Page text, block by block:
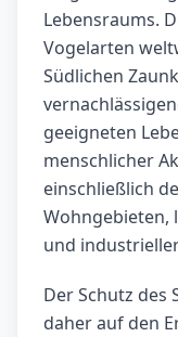
Lebensraums.
Vogelarten
Südlichen
geeigneten
menschlicher
einschließlich
Wohngebieten,
und
Der Schutz des
daher auf den